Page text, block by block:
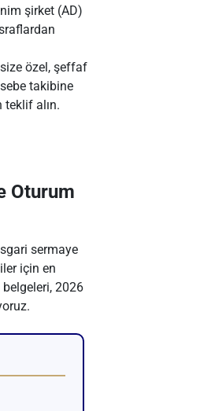
şirket (AD)
özel, şeffaf
takibine
teklif alın.
Oturum
sermaye
için en
2026